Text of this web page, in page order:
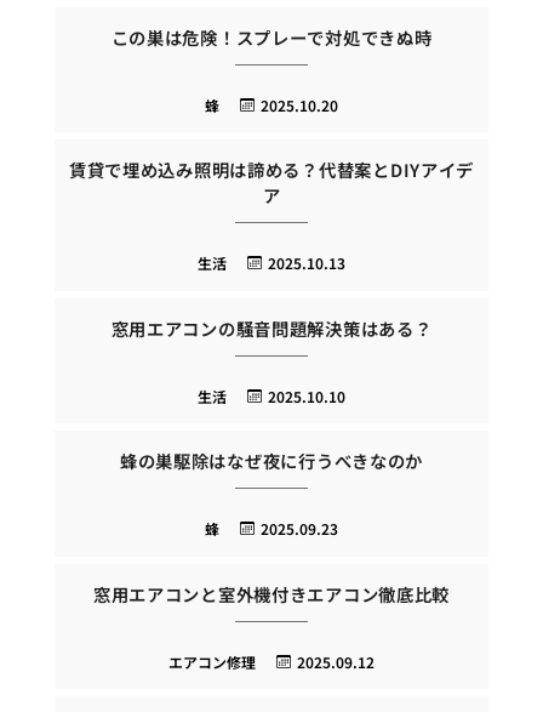
この巣は危険！スプレーで対処できぬ時
2025.10.20
蜂
賃貸で埋め込み照明は諦める？代替案とDIYアイデ
ア
2025.10.13
生活
窓用エアコンの騒音問題解決策はある？
2025.10.10
生活
蜂の巣駆除はなぜ夜に行うべきなのか
2025.09.23
蜂
窓用エアコンと室外機付きエアコン徹底比較
2025.09.12
エアコン修理